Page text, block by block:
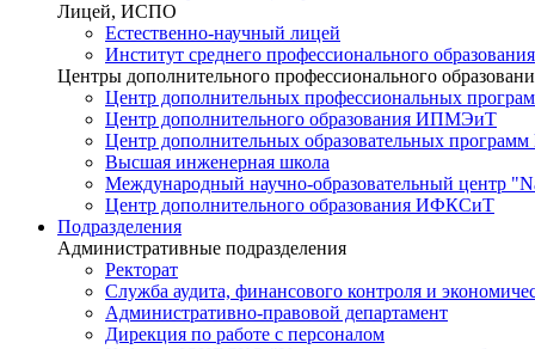
Лицей, ИСПО
Естественно-научный лицей
Институт среднего профессионального образования
Центры дополнительного профессионального
Центр дополнительных профессиональных
Центр дополнительного образования ИПМЭиТ
Центр дополнительных образовательных
Высшая инженерная школа
Международный научно-образовательный центр
Центр дополнительного образования ИФКСиТ
Подразделения
Административные подразделения
Ректорат
Служба аудита, финансового контроля и
Административно-правовой департамент
Дирекция по работе с персоналом